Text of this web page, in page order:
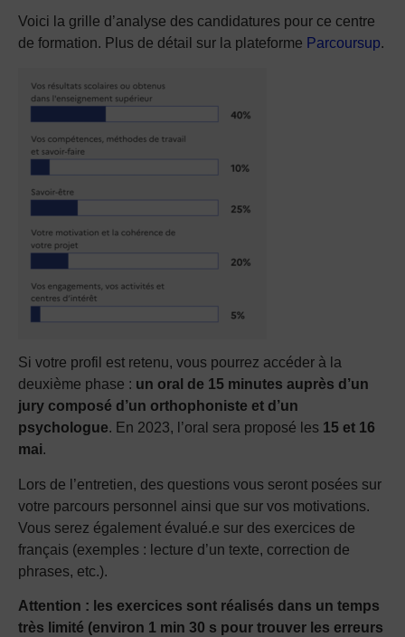
Voici la grille d’analyse des candidatures pour ce centre
de formation. Plus de détail sur la plateforme Parcoursup.
Si votre profil est retenu, vous pourrez accéder à la
deuxième phase : un oral de 15 minutes auprès d’un
jury composé d’un orthophoniste et d’un
psychologue. En 2023, l’oral sera proposé les 15 et 16
mai.
Lors de l’entretien, des questions vous seront posées sur
votre parcours personnel ainsi que sur vos motivations.
Vous serez également évalué.e sur des exercices de
français (exemples : lecture d’un texte, correction de
phrases, etc.).
Attention : les exercices sont réalisés dans un temps
très limité (environ 1 min 30 s pour trouver les erreurs